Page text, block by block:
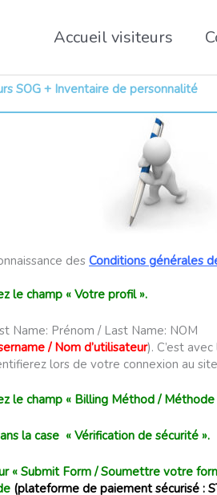
Accueil visiteurs
SOG + Inventaire de personnalité
des Conditions générales
le champ « Votre profil ».
Name: Prénom / Last Name: NOM
/ Nom d’utilisateur). C’est
lors de votre connexion au
le champ « Billing Méthod /
la case « Vérification de sécurité ».
« Submit Form / Soumettre votre
(plateforme de paiement sécurisé :